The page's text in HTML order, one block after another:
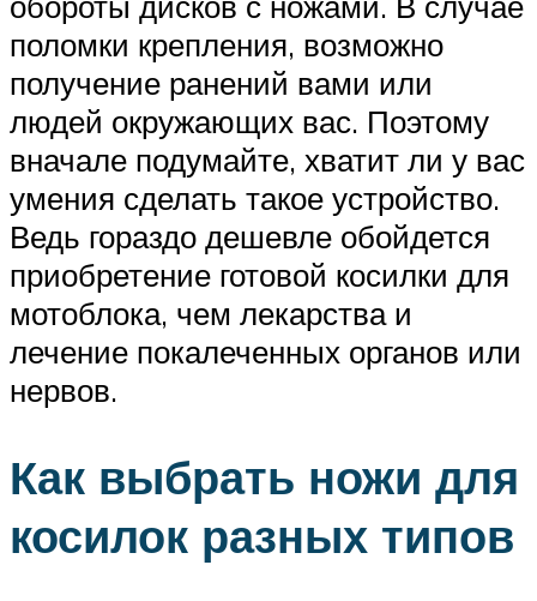
поломки крепления, возможно
получение ранений вами или
людей окружающих вас. Поэтому
вначале подумайте, хватит ли у вас
умения сделать такое устройство.
Ведь гораздо дешевле обойдется
приобретение готовой косилки для
мотоблока, чем лекарства и
лечение покалеченных органов или
нервов.
Как выбрать ножи для
косилок разных типов